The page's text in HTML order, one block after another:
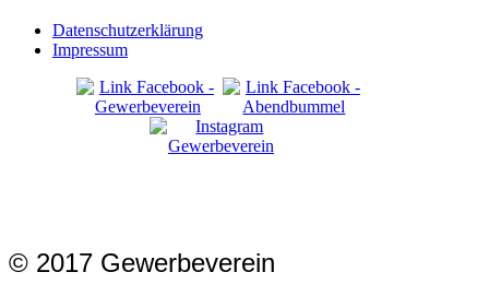
Datenschutzerklärung
Impressum
© 2017 Gewerbeverein